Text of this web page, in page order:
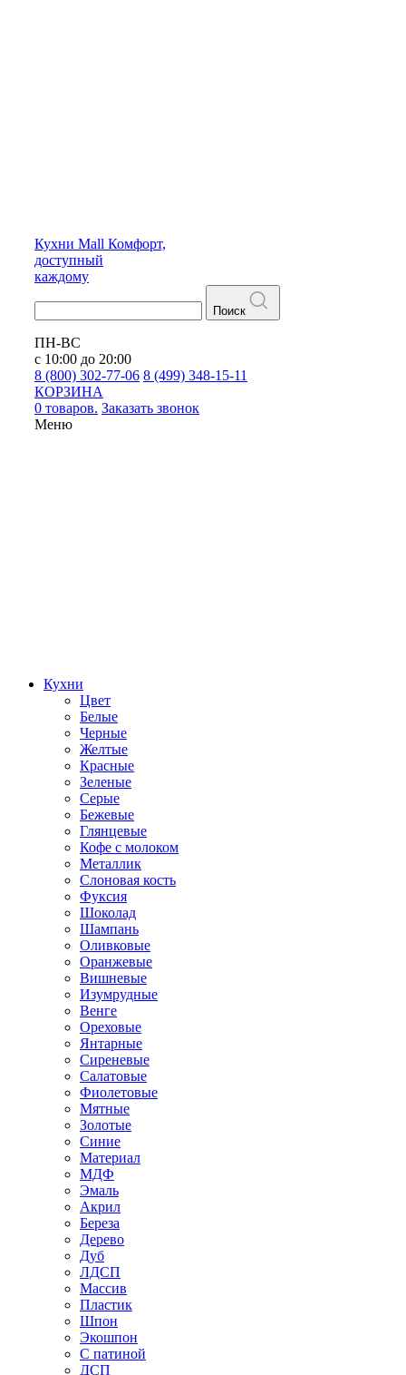
Кухни Mall Комфорт,
доступный
каждому
Поиск
ПН-ВС
с 10:00 до 20:00
8 (800) 302-77-06 8 (499) 348-15-11
КОРЗИНА
0 товаров. Заказать звонок
Меню
Кухни
Цвет
Белые
Черные
Желтые
Красные
Зеленые
Серые
Бежевые
Глянцевые
Кофе с молоком
Металлик
Слоновая кость
Фуксия
Шоколад
Шампань
Оливковые
Оранжевые
Вишневые
Изумрудные
Венге
Ореховые
Янтарные
Сиреневые
Салатовые
Фиолетовые
Мятные
Золотые
Синие
Материал
МДФ
Эмаль
Акрил
Береза
Дерево
Дуб
ЛДСП
Массив
Пластик
Шпон
Экошпон
С патиной
ДСП